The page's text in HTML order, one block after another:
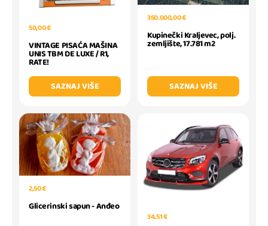
50,00 €
VINTAGE PISAĆA MAŠINA
UNIS TBM DE LUXE / R1,
RATE!
SAZNAJ VIŠE
350.000,00 €
Kupinečki Kraljevec, polj.
zemljište, 17.781 m2
SAZNAJ VIŠE
2,50 €
Glicerinski sapun - Anđeo
34,51 €